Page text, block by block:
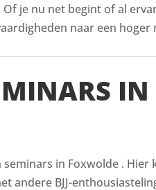
je nu net begint of al
naar een hoger
IN
in Foxwolde . Hier
andere BJJ-